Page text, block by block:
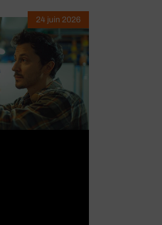
24 juin 2026